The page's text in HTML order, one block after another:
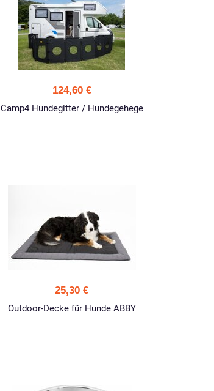
124,60 €
Camp4 Hundegitter / Hundegehege
25,30 €
Outdoor-Decke für Hunde ABBY